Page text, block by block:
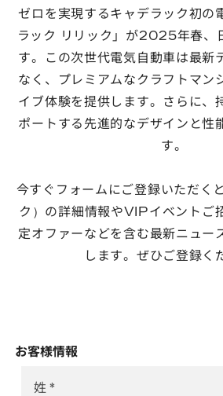
ゼロを実現するキャデラック初の
ラック リリック」が2025年春、
す。この次世代電気自動車は最新
なく、プレミアムなクラフトマン
イブ体験を提供します。さらに、
ポートする先進的なデザインと性
す。
今すぐフォームにご登録いただく
ク）の詳細情報やVIPイベントご
定オファーなどを含む最新ニュー
します。ぜひご登録く
お客様情報
姓